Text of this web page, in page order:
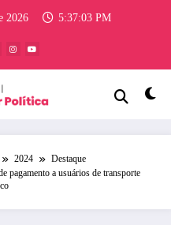
2026 5:37:04 PM
2024
Destaque
pagamento a usuários de transporte